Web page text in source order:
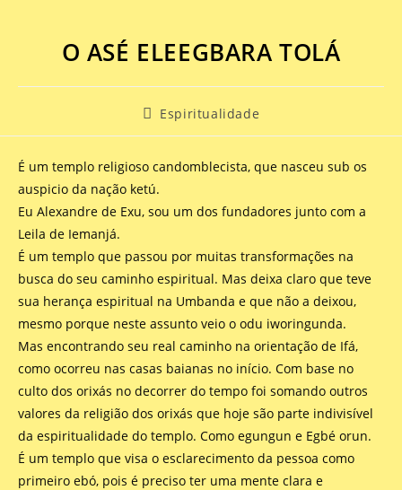
O ASÉ ELEEGBARA TOLÁ
Espiritualidade
É um templo religioso candomblecista, que nasceu sub os
auspicio da nação ketú.
Eu Alexandre de Exu, sou um dos fundadores junto com a
Leila de Iemanjá.
É um templo que passou por muitas transformações na
busca do seu caminho espiritual. Mas deixa claro que teve
sua herança espiritual na Umbanda e que não a deixou,
mesmo porque neste assunto veio o odu iworingunda.
Mas encontrando seu real caminho na orientação de Ifá,
como ocorreu nas casas baianas no início. Com base no
culto dos orixás no decorrer do tempo foi somando outros
valores da religião dos orixás que hoje são parte indivisível
da espiritualidade do templo. Como egungun e Egbé orun.
É um templo que visa o esclarecimento da pessoa como
primeiro ebó, pois é preciso ter uma mente clara e